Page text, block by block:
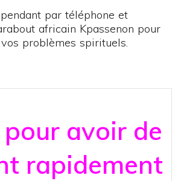
par téléphone et
africain Kpassenon pour
problèmes spirituels.
avoir de
rapidement